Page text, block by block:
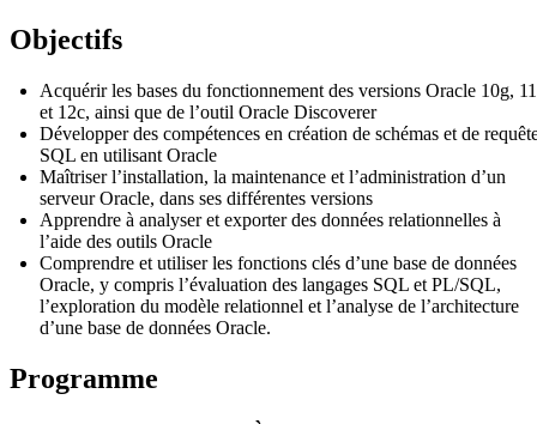
Objectifs
Acquérir les bases du fonctionnement des versions Oracle 10g,
et 12c, ainsi que de l’outil Oracle Discoverer
Développer des compétences en création de schémas et de
SQL en utilisant Oracle
Maîtriser l’installation, la maintenance et l’administration d’un
serveur Oracle, dans ses différentes versions
Apprendre à analyser et exporter des données relationnelles à
l’aide des outils Oracle
Comprendre et utiliser les fonctions clés d’une base de données
Oracle, y compris l’évaluation des langages SQL et PL/SQL,
l’exploration du modèle relationnel et l’analyse de l’architecture
d’une base de données Oracle.
Programme